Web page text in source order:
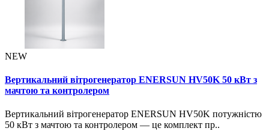
NEW
Вертикальний вітрогенератор ENERSUN HV50K 50 кВт з
мачтою та контролером
Вертикальний вітрогенератор ENERSUN HV50K потужністю
50 кВт з мачтою та контролером — це комплект пр..